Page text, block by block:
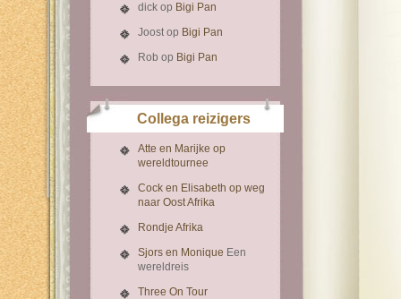
dick op Bigi Pan
Joostop Bigi Pan
Rob op Bigi Pan
Collega reizigers
Atte en Marijke op
wereldtournee
Cock en Elisabeth op weg
naar Oost Afrika
Rondje Afrika
Sjors en Monique Een
wereldreis
Three On Tour